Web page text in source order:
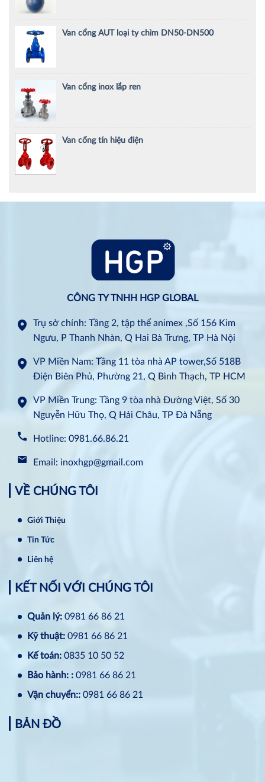
Van cổng AUT loại ty chìm DN50-DN500
Van cổng inox lắp ren
Van cổng tín hiệu điện
CÔNG TY TNHH HGP GLOBAL
Trụ sở chính: Tầng 2, tập thể animex ,Số 156 Kim
Ngưu, P Thanh Nhàn, Q Hai Bà Trưng, TP Hà Nội
VP Miền Nam: Tầng 11 tòa nhà AP tower,Số 518B
Điện Biên Phủ, Phường 21, Q Bình Thạch, TP HCM
VP Miền Trung: Tầng 9 tòa nhà Đường Việt, Số 30
Nguyễn Hữu Thọ, Q Hải Châu, TP Đà Nẵng
Hotline: 0981.66.86.21
Email: inoxhgp@gmail.com
VỀ CHÚNG TÔI
Giới Thiệu
Tin Tức
Liên hệ
KẾT NỐI VỚI CHÚNG TÔI
Quản lý: 0981 66 86 21
Kỹ thuật: 0981 66 86 21
Kế toán: 0835 10 50 52
Bảo hành: : 0981 66 86 21
Vận chuyển:: 0981 66 86 21
BẢN ĐỒ